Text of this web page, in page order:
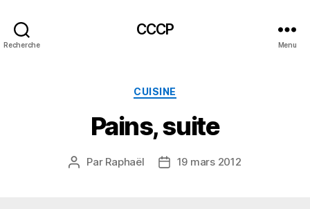
Recherche
CCCP
Menu
Catégories
CUISINE
Pains, suite
Auteur
Par Raphaël
Date19 mars 2012